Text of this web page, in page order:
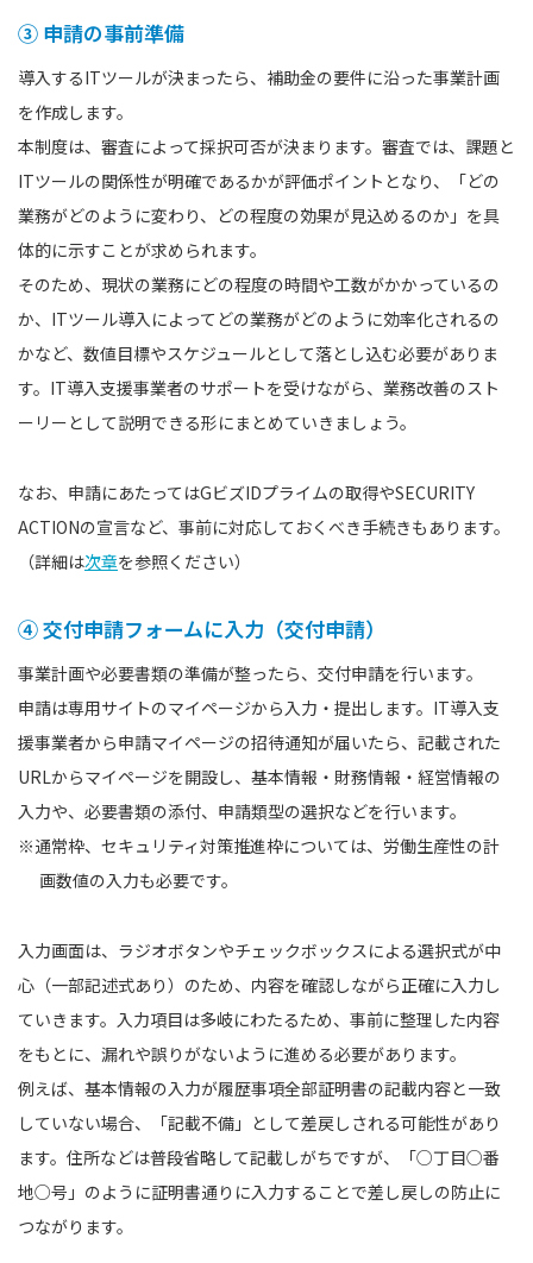
③ 申請の事前準備
導入するITツールが決まったら、補助金の要件に沿った事業計画
を作成します。
本制度は、審査によって採択可否が決まります。審査では、課題と
ITツールの関係性が明確であるかが評価ポイントとなり、「どの
業務がどのように変わり、どの程度の効果が見込めるのか」を具
体的に示すことが求められます。
そのため、現状の業務にどの程度の時間や工数がかかっているの
か、ITツール導入によってどの業務がどのように効率化されるの
かなど、数値目標やスケジュールとして落とし込む必要がありま
す。IT導入支援事業者のサポートを受けながら、業務改善のスト
ーリーとして説明できる形にまとめていきましょう。
なお、申請にあたってはGビズIDプライムの取得やSECURITY
ACTIONの宣言など、事前に対応しておくべき手続きもあります。
（詳細は次章を参照ください）
④ 交付申請フォームに入力（交付申請）
事業計画や必要書類の準備が整ったら、交付申請を行います。
申請は専用サイトのマイページから入力・提出します。IT導入支
援事業者から申請マイページの招待通知が届いたら、記載された
URLからマイページを開設し、基本情報・財務情報・経営情報の
入力や、必要書類の添付、申請類型の選択などを行います。
※通常枠、セキュリティ対策推進枠については、労働生産性の計
画数値の入力も必要です。
入力画面は、ラジオボタンやチェックボックスによる選択式が中
心（一部記述式あり）のため、内容を確認しながら正確に入力し
ていきます。入力項目は多岐にわたるため、事前に整理した内容
をもとに、漏れや誤りがないように進める必要があります。
例えば、基本情報の入力が履歴事項全部証明書の記載内容と一致
していない場合、「記載不備」として差戻しされる可能性があり
ます。住所などは普段省略して記載しがちですが、「○丁目○番
地○号」のように証明書通りに入力することで差し戻しの防止に
つながります。